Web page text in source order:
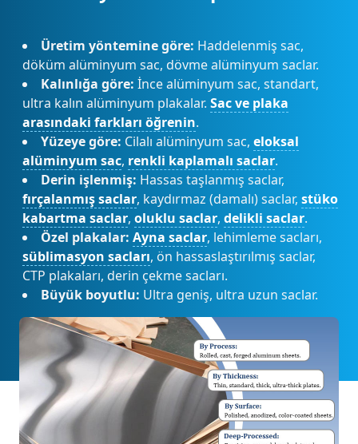
Üretim yöntemine göre: Haddelenmiş sac,
döküm alüminyum sac, dövme alüminyum saclar.
Kalınlığa göre: İnce alüminyum sac, standart,
ultra kalın alüminyum plakalar. Sac ve plaka
arasındaki farkları öğrenin.
Yüzeye göre: Cilalı alüminyum sac, eloksal
alüminyum sac, renkli kaplamalı saclar.
Derin işlenmiş: Hassas taşlanmış saclar,
fırçalanmış saclar, kaydırmaz (damalı) saclar, stüko
kabartma saclar, oluklu saclar, delikli saclar.
Özel plakalar: Ayna saclar, lehimleme sacları,
süblimasyon sacları, ön hassaslaştırılmış saclar,
CTP plakaları, derin çekme sacları.
Büyük boyutlu: Ultra geniş, ultra uzun saclar.
Uygulama alanları